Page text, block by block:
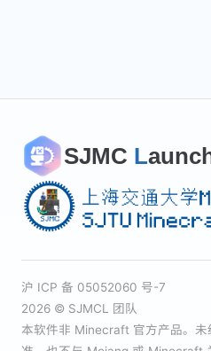
SJMC L
沪 ICP 备 05052060 号-7
2026 © SJMCL 团队
本软件非 Minecraft 官方产品。